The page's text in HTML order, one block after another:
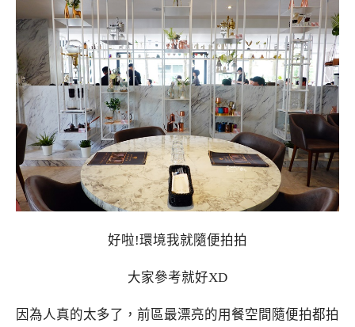
好啦!環境我就隨便拍拍
大家參考就好XD
因為人真的太多了，前區最漂亮的用餐空間隨便拍都拍